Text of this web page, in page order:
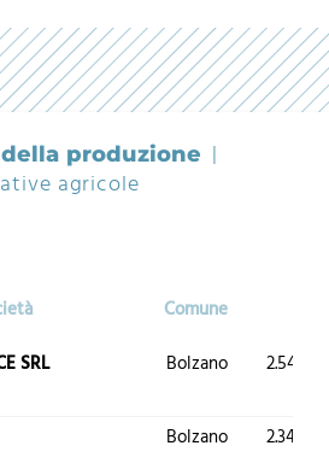
della produzione
agricole
Comune
SRL Bolzano
Bolzano